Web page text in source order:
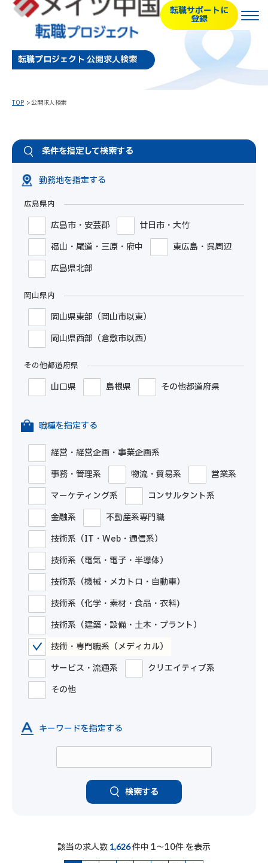
転職サポートに
登録
転職プロジェクト 公開求人検索
TOP 公開求人検索
条件を指定して検索する
勤務地を指定する
広島県内
広島市・安芸郡
廿日市・大竹
福山・尾道・三原・府中
東広島・呉周辺
広島県北部
岡山県内
岡山県東部（岡山市以東）
岡山県西部（倉敷市以西）
その他都道府県
山口県 島根県 その他都道府県
職種を指定する
経営・経営企画・事業企画系
事務・管理系
物流・貿易系
営業系
マーケティング系
コンサルタント系
金融系
不動産系専門職
技術系（IT・Web・通信系）
技術系（電気・電子・半導体）
技術系（機械・メカトロ・自動車）
技術系（化学・素材・食品・衣料)
技術系（建築・設備・土木・プラント）
技術・専門職系（メディカル）
サービス・流通系
クリエイティブ系
その他
キーワードを指定する
検索する
該当の求人数 1,626件中 1～10件 を表示